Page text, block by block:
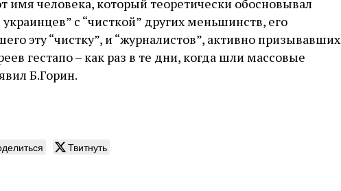
имя человека, который теоретически обосновывал
с “чисткой” других меньшинств, его
эту “чистку”, и “журналистов”, активно призывавших
гестапо – как раз в те дни, когда шли массовые
Б.Горин.
Твитнуть